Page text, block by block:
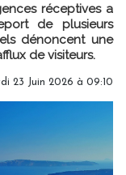
réceptives a
de plusieurs
dénoncent une
de visiteurs.
23 Juin 2026 à 09:10